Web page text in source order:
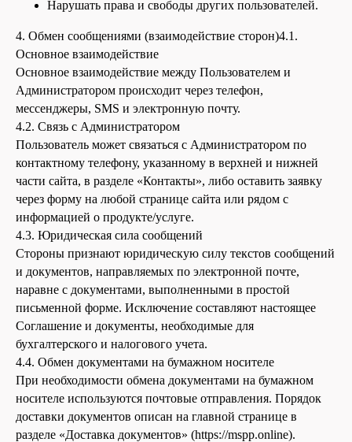
Нарушать права и свободы других пользователей.
4. Обмен сообщениями (взаимодействие сторон)4.1.
Основное взаимодействие
Основное взаимодействие между Пользователем и
Администратором происходит через телефон,
мессенджеры, SMS и электронную почту.
4.2. Связь с Администратором
Пользователь может связаться с Администратором по
контактному телефону, указанному в верхней и нижней
части сайта, в разделе «Контакты», либо оставить заявку
через форму на любой странице сайта или рядом с
информацией о продукте/услуге.
4.3. Юридическая сила сообщений
Стороны признают юридическую силу текстов сообщений
и документов, направляемых по электронной почте,
наравне с документами, выполненными в простой
письменной форме. Исключение составляют настоящее
Соглашение и документы, необходимые для
бухгалтерского и налогового учета.
4.4. Обмен документами на бумажном носителе
При необходимости обмена документами на бумажном
носителе используются почтовые отправления. Порядок
доставки документов описан на главной странице в
разделе «Доставка документов» (https://mspp.online).